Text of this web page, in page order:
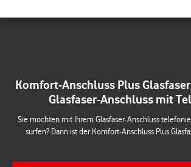
Komfort-Anschluss Plus
Glasfaser-Anschluss mit
Sie möchten mit Ihrem Glasfaser-Anschluss
surfen? Dann ist der Komfort-Anschluss Plus